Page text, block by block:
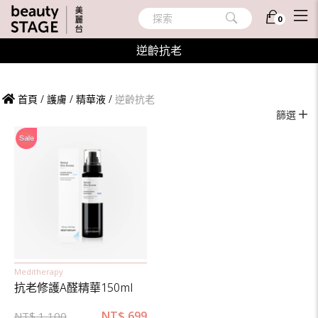
探索 0
逆齡抗老
首頁 / 護膚 / 精華液 / 逆齡抗老
篩選
Meditherapy
抗老修護A醛精華150ml